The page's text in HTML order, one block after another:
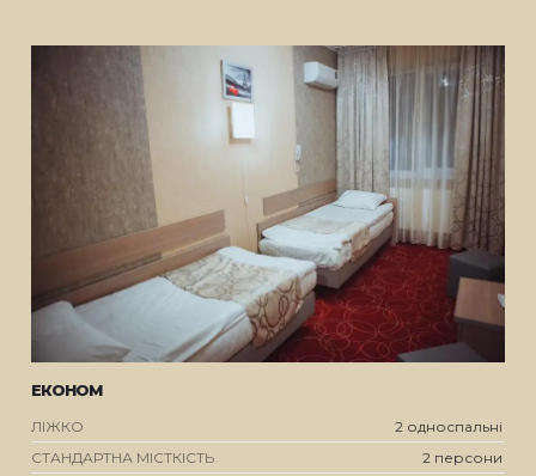
ЕКОНОМ
ЛІЖКО
2 односпальні
СТАНДАРТНА МІСТКІСТЬ
2 персони